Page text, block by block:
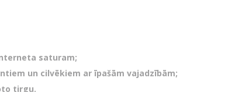
saturam;
un cilvēkiem ar īpašām vajadzībām;
tirgu.